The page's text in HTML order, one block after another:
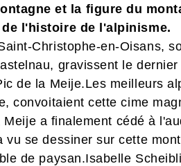
et la figure du
l'histoire de l'alpinisme.
Christophe-en-Oisans,
gravissent le dernier
de la Meije.Les meilleurs
convoitaient cette cime
a finalement cédé à
vu se dessiner sur cette
de paysan.Isabelle